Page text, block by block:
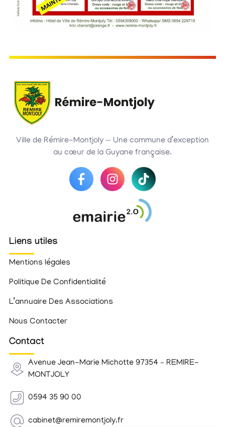
Ville de Rémire-Montjoly — Une commune d’exception
au cœur de la Guyane française.
Liens utiles
Mentions légales
Politique De Confidentialité
L’annuaire Des Associations
Nous Contacter
Contact
Avenue Jean-Marie Michotte 97354 – REMIRE-
MONTJOLY
0594 35 90 00
cabinet@remiremontjoly.fr